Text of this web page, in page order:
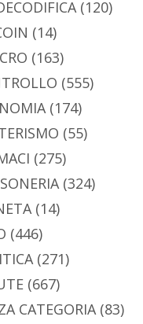
(120)
(14)
(163)
(555)
(174)
(55)
(275)
(324)
(14)
(446)
(271)
(667)
CATEGORIA(83)